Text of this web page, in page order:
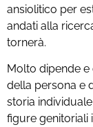
ansiolitico per
andati alla
tornerà.
Molto dipende
della persona e
storia individuale
figure genitoriali